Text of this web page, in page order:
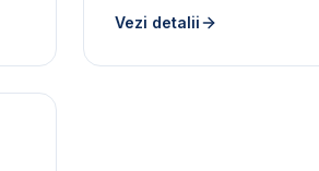
Vezi detalii